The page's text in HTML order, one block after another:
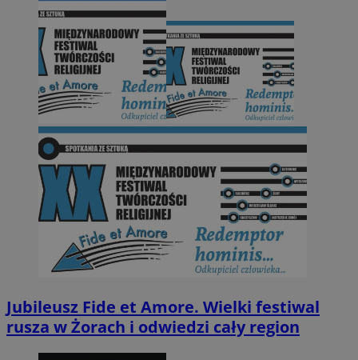
Jubileusz Fide et Amore. Wielki festiwal
rusza w Żorach i odwiedzi cały region